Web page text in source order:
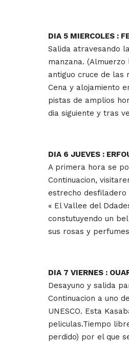
DIA 5 MIERCOLES :
Salida atravesando
manzana.
antiguo cruce de las
Cena y alojamiento
pistas de amplios
dia siguiente y tras
DIA 6 JUEVES :
A primera hora se
Continuacion,
estrecho desfiladero
« El Vallee del
constutuyendo un
sus rosas y
DIA 7 VIERNES :
Desayuno y salida
Continuacion a uno
UNESCO. Esta
peliculas.Tiempo
perdido) por el que